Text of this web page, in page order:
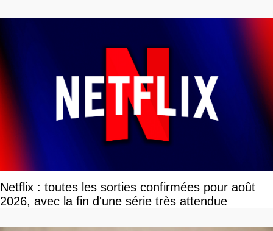
Netflix : toutes les sorties confirmées pour août
2026, avec la fin d'une série très attendue